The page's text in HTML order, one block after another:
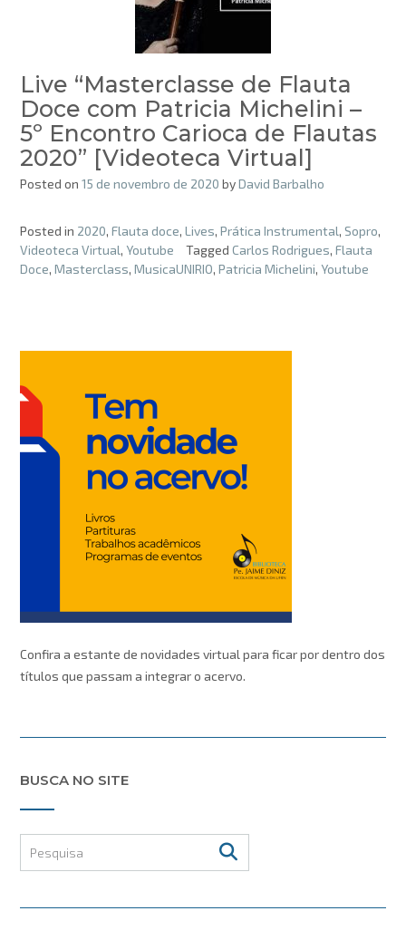
Live “Masterclasse de Flauta
Doce com Patricia Michelini –
5º Encontro Carioca de Flautas
2020” [Videoteca Virtual]
Posted on 15 de novembro de 2020 byDavid Barbalho
Posted in 2020, Flauta doce, Lives, Prática Instrumental, Sopro,
Videoteca Virtual, Youtube Tagged Carlos Rodrigues, Flauta
Doce, Masterclass, MusicaUNIRIO, Patricia Michelini, Youtube
Confira a estante de novidades virtual para ficar por dentro dos
títulos que passam a integrar o acervo.
BUSCA NO SITE